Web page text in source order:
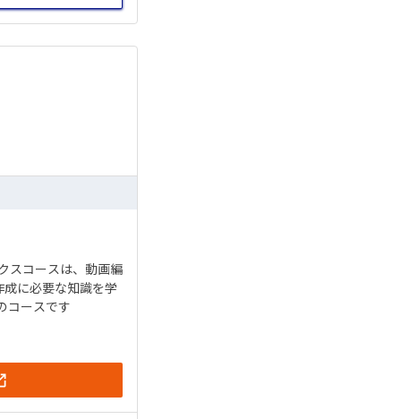
スコースは、動画編
に必要な知識を学
コースです